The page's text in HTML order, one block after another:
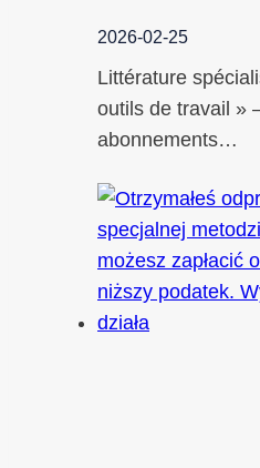
2026-02-25
Littérature
outils de travail »
abonnements…